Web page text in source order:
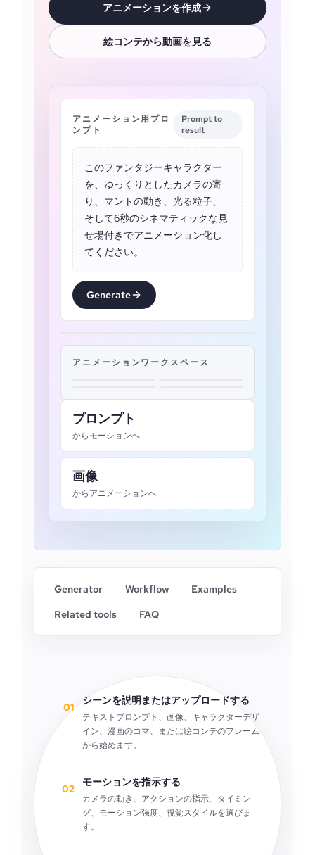
アニメーションを作成
絵コンテから動画を見る
アニメーション用プロ
ンプト
Prompt to
result
このファンタジーキャラクター
を、ゆっくりとしたカメラの寄
り、マントの動き、光る粒子、
そして6秒のシネマティックな見
せ場付きでアニメーション化し
てください。
Generate
アニメーションワークスペース
プロンプト
からモーションへ
画像
からアニメーションへ
Generator Workflow
Examples
Related tools
FAQ
01
シーンを説明またはアップロードする
テキストプロンプト、画像、キャラクターデザ
イン、漫画のコマ、または絵コンテのフレーム
から始めます。
02
モーションを指示する
カメラの動き、アクションの指示、タイミン
グ、モーション強度、視覚スタイルを選びま
す。